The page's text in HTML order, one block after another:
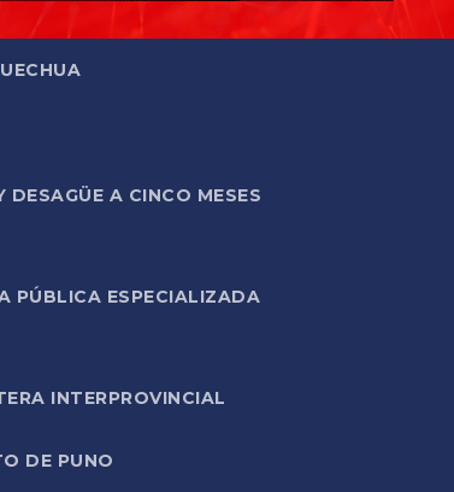
A CINCO MESES
PÚBLICA ESPECIALIZADA
INTERPROVINCIAL
DE PUNO